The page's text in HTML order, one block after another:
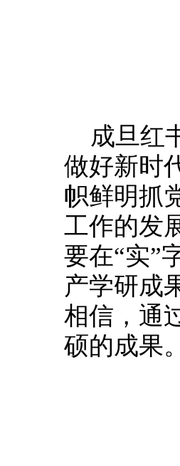
成旦红
做好新时
帜鲜明抓
工作的发
要在“实”
产学研成
相信，通
硕的成果。